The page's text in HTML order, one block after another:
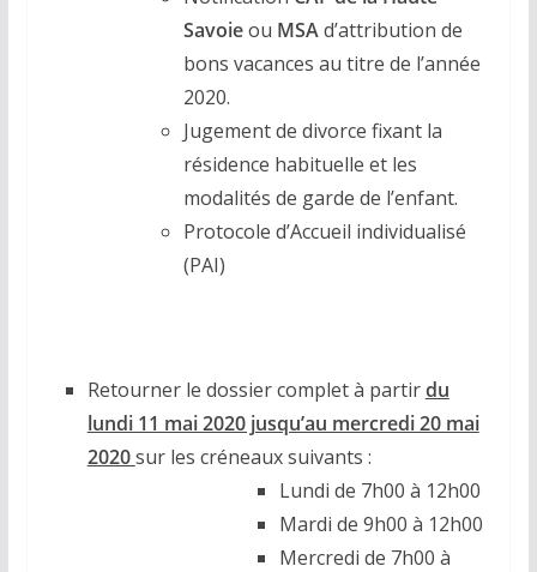
Savoieou MSAd’attribution de
bons vacances au titre de l’année
2020.
Jugement de divorce fixant la
résidence habituelle et les
modalités de garde de l’enfant.
Protocole d’Accueil individualisé
(PAI)
Retourner le dossier complet à partirdu
lundi 11 mai 2020 jusqu’au mercredi 20 mai
2020sur les créneaux suivants :
Lundi de 7h00 à 12h00
Mardi de 9h00 à 12h00
Mercredi de 7h00 à